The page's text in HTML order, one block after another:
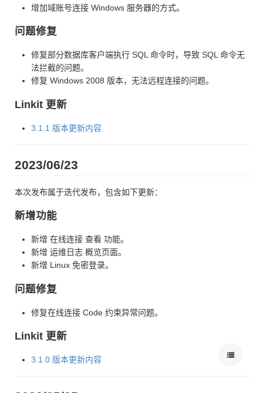
增加域账号连接 Windows 服务器的方式。
问题修复
修复部分数据库客户端执行 SQL 命令时，导致 SQL 命令无
法拦截的问题。
修复 Windows 2008 版本，无法远程连接的问题。
Linkit 更新
3.1.1 版本更新内容
2023/06/23
本次发布属于迭代发布，包含如下更新：
新增功能
新增 在线连接 查看 功能。
新增 运维日志 概览页面。
新增 Linux 免密登录。
问题修复
修复在线连接 Code 约束异常问题。
Linkit 更新
3.1.0 版本更新内容